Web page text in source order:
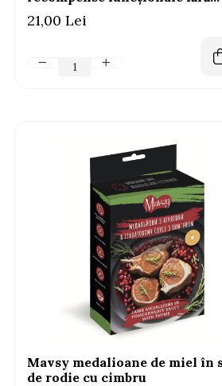
cereale câini, sistem nervos &
calmante, 50g
21,00 Lei
Mavsy medalioane de miel în
de rodie cu cimbru